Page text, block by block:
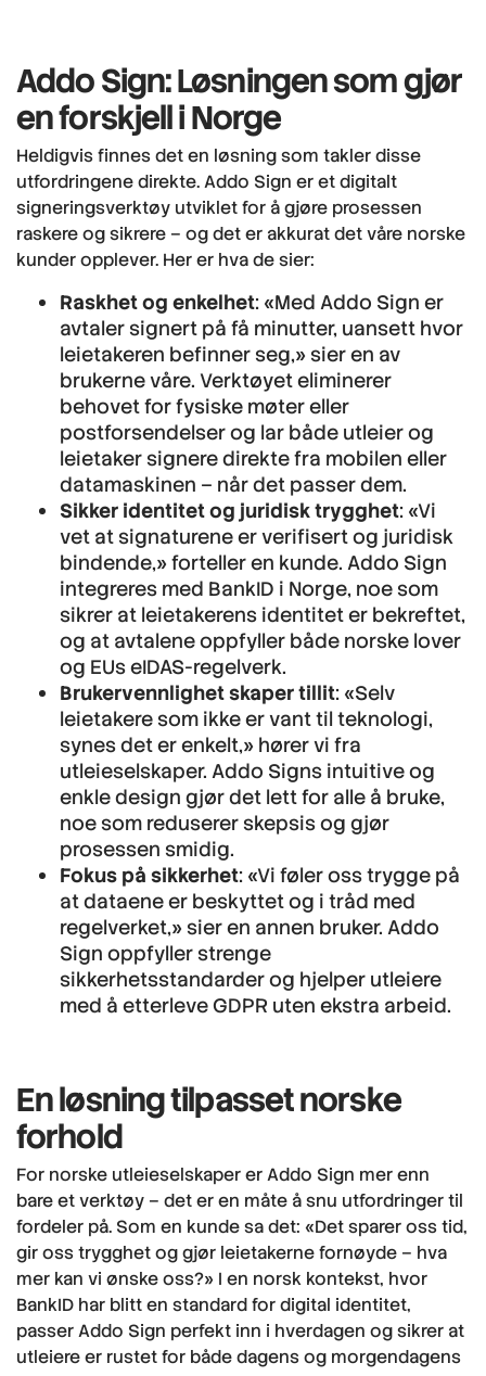
Addo Sign: Løsningen som gjør
en forskjell i Norge
Heldigvis finnes det en løsning som takler disse
utfordringene direkte. Addo Sign er et digitalt
signeringsverktøy utviklet for å gjøre prosessen
raskere og sikrere – og det er akkurat det våre norske
kunder opplever. Her er hva de sier:
Raskhet og enkelhet: «Med Addo Sign er
avtaler signert på få minutter, uansett hvor
leietakeren befinner seg,» sier en av
brukerne våre. Verktøyet eliminerer
behovet for fysiske møter eller
postforsendelser og lar både utleier og
leietaker signere direkte fra mobilen eller
datamaskinen – når det passer dem.
Sikker identitet og juridisk trygghet: «Vi
vet at signaturene er verifisert og juridisk
bindende,» forteller en kunde. Addo Sign
integreres med BankID i Norge, noe som
sikrer at leietakerens identitet er bekreftet,
og at avtalene oppfyller både norske lover
og EUs eIDAS-regelverk.
Brukervennlighet skaper tillit: «Selv
leietakere som ikke er vant til teknologi,
synes det er enkelt,» hører vi fra
utleieselskaper. Addo Signs intuitive og
enkle design gjør det lett for alle å bruke,
noe som reduserer skepsis og gjør
prosessen smidig.
Fokus på sikkerhet: «Vi føler oss trygge på
at dataene er beskyttet og i tråd med
regelverket,» sier en annen bruker. Addo
Sign oppfyller strenge
sikkerhetsstandarder og hjelper utleiere
med å etterleve GDPR uten ekstra arbeid.
En løsning tilpasset norske
forhold
For norske utleieselskaper er Addo Sign mer enn
bare et verktøy – det er en måte å snu utfordringer til
fordeler på. Som en kunde sa det: «Det sparer oss tid,
gir oss trygghet og gjør leietakerne fornøyde – hva
mer kan vi ønske oss?» I en norsk kontekst, hvor
BankID har blitt en standard for digital identitet,
passer Addo Sign perfekt inn i hverdagen og sikrer at
utleiere er rustet for både dagens og morgendagens